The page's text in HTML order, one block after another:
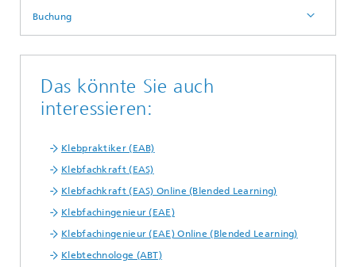
Buchung
Das könnte Sie auch
interessieren:
Klebpraktiker (EAB)
Klebfachkraft (EAS)
Klebfachkraft (EAS) Online (Blended Learning)
Klebfachingenieur (EAE)
Klebfachingenieur (EAE) Online (Blended Learning)
Klebtechnologe (ABT)